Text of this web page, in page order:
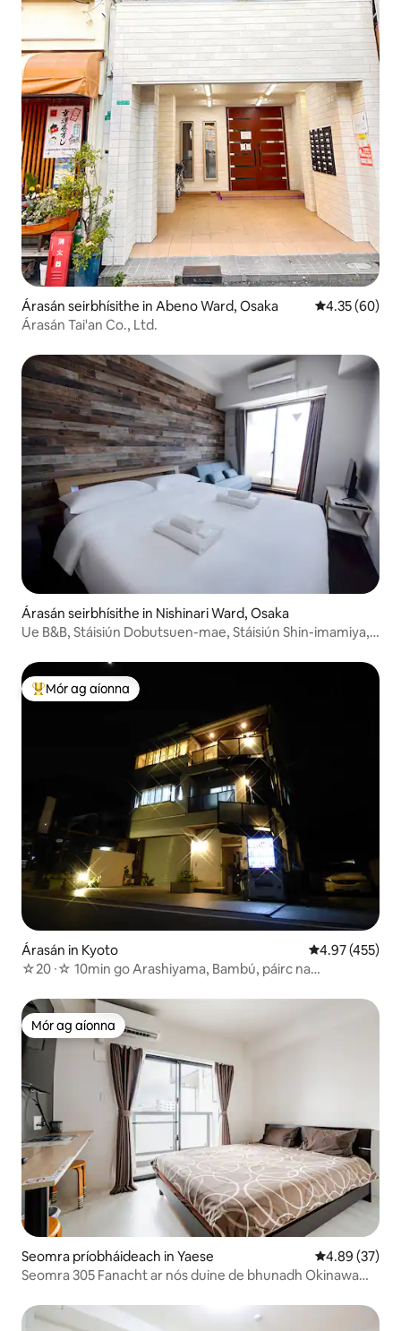
Árasán seirbhísithe in Abeno Ward, Osaka Meánrátáil
4.35 (60)
Árasán Tai'an Co., Ltd.
Árasán seirbhísithe in Nishinari Ward, Osaka
Ue B&B, Stáisiún Dobutsuen-mae, Stáisiún Shin-imamiya,
An-mhór ag aíonna
Mór ag aíonna
Árasán in Kyoto Meánrátáil
4.97 (455)
☆20 ∙☆ 10min go Arashiyama, Bambú, páirc na
Mór ag aíonna
Mór ag aíonna
Seomra príobháideach in Yaese Meánrátáil
4.89 (37)
Seomra 305 Fanacht ar nós duine de bhunadh Okinawa